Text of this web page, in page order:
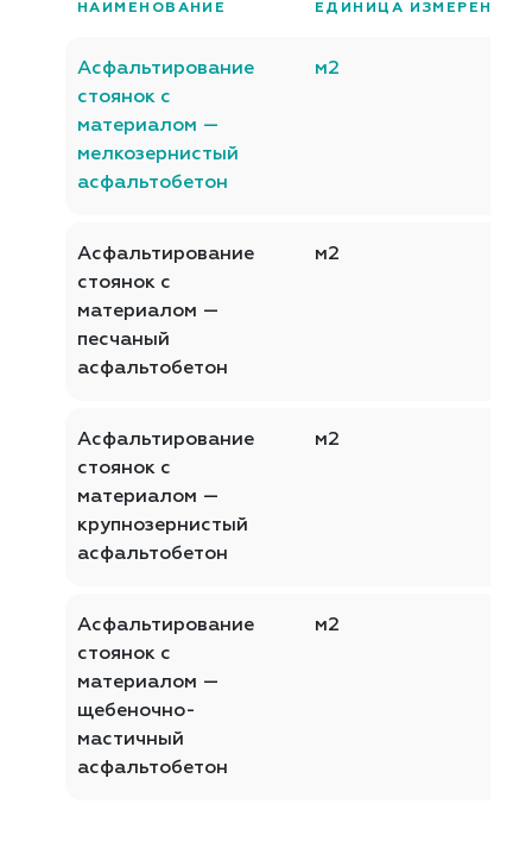
НАИМЕНОВАНИЕ ЕДИНИЦА ИЗМЕРЕНИЯ
Асфальтирование
стоянок с
материалом —
мелкозернистый
асфальтобетон
м2
Асфальтирование
стоянок с
материалом —
песчаный
асфальтобетон
м2
Асфальтирование
стоянок с
материалом —
крупнозернистый
асфальтобетон
м2
Асфальтирование
стоянок с
материалом —
щебеночно-
мастичный
асфальтобетон
м2